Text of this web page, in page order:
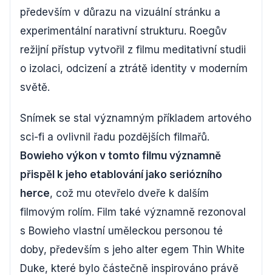
především v důrazu na vizuální stránku a
experimentální narativní strukturu. Roegův
režijní přístup vytvořil z filmu meditativní studii
o izolaci, odcizení a ztrátě identity v moderním
světě.
Snímek se stal významným příkladem artového
sci-fi a ovlivnil řadu pozdějších filmařů.
Bowieho výkon v tomto filmu významně
přispěl k jeho etablování jako seriózního
herce, což mu otevřelo dveře k dalším
filmovým rolím. Film také významně rezonoval
s Bowieho vlastní uměleckou personou té
doby, především s jeho alter egem Thin White
Duke, které bylo částečně inspirováno právě